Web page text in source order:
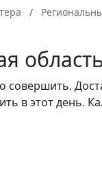
совершить.
в этот день.